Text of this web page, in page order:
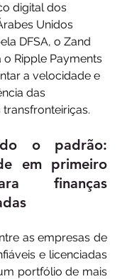
digital dos
Unidos
DFSA, o Zand
o Ripple Payments
a velocidade e
das
o padrão:
em primeiro
finanças
as empresas de
e licenciadas
portfólio de mais